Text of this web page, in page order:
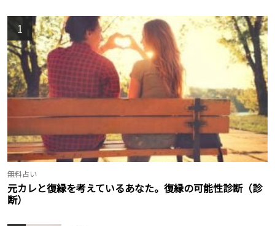
1
無料占い
元カレと復縁を考えているあなた。復縁の可能性診断（診
断）